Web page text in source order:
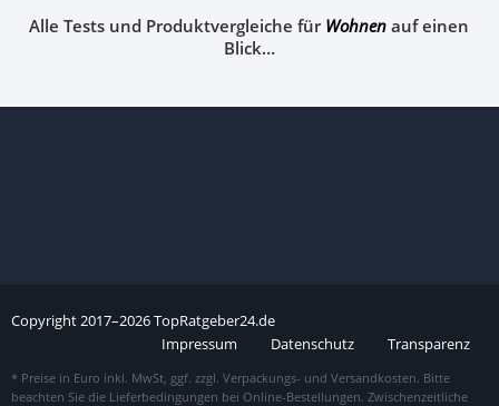
Alle Tests und Produktvergleiche fürWohnenauf einen
Blick…
Copyright2017–2026TopRatgeber24.de
Impressum
Datenschutz Transparenz